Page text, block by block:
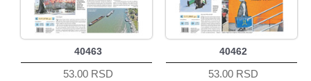
40463
53.00 RSD
40462
53.00 RSD